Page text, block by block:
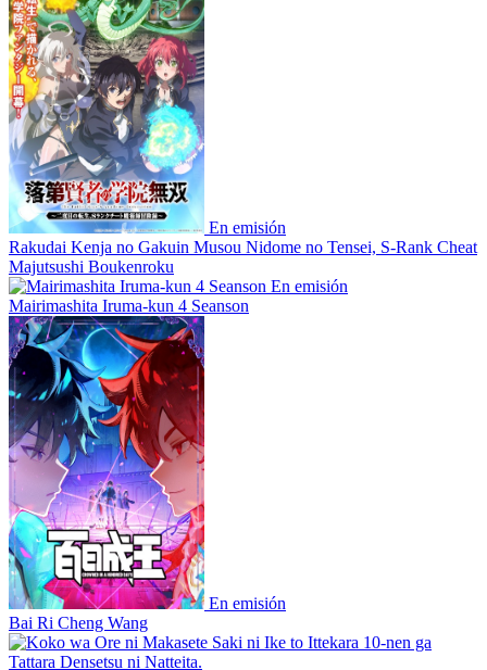
En emisión
Rakudai Kenja no Gakuin Musou Nidome no Tensei, S-Rank Cheat
Majutsushi Boukenroku
En emisión
Mairimashita Iruma-kun 4 Seanson
En emisión
Bai Ri Cheng Wang